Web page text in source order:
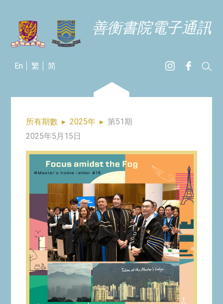
善衡書院電子通訊
En 繁 简
所有期數 ▸ 2025年 ▸ 第51期
2025年5月15日